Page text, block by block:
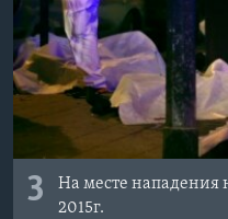
3
На месте нападения
2015г.